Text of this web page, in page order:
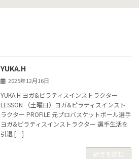
YUKA.H
2025年12月16日
YUKA.H ヨガ&ピラティスインストラクター
LESSON （土曜日）ヨガ&ピラティスインスト
ラクター PROFILE 元プロバスケットボール選手
ヨガ&ピラティスインストラクター 選手生活を
引退 […]
続きを読む